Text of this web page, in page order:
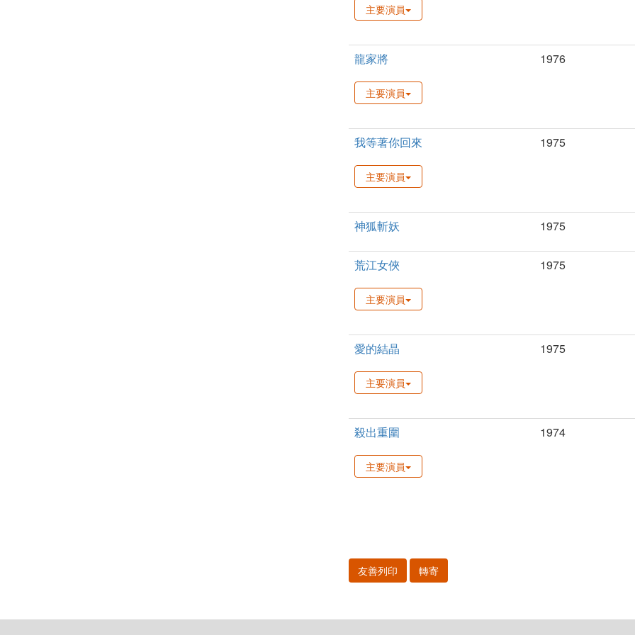
主要演員
龍家將 1976
主要演員
我等著你回來 1975
主要演員
神狐斬妖 1975
荒江女俠 1975
主要演員
愛的結晶 1975
主要演員
殺出重圍 1974
主要演員
友善列印 轉寄